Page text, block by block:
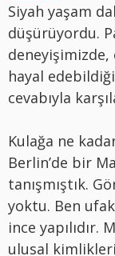
Siyah yaşam
düşürüyordu.
deneyişimizde,
hayal
cevabıyla
Kulağa ne
Berlin’de bir
tanışmıştık.
yoktu. Ben ufak
ince yapılıdır.
ulusal